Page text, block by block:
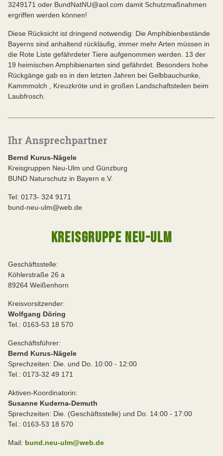
3249171 oder BundNatNU@aol.com damit Schutzmaßnahmen
ergriffen werden können!
Diese Rücksicht ist dringend notwendig: Die Amphibienbestände
Bayerns sind anhaltend rückläufig, immer mehr Arten müssen in
die Rote Liste gefährdeter Tiere aufgenommen werden. 13 der
19 heimischen Amphibienarten sind gefährdet. Besonders hohe
Rückgänge gab es in den letzten Jahren bei Gelbbauchunke,
Kammmolch , Kreuzkröte und in großen Landschaftsteilen beim
Laubfrosch.
Ihr Ansprechpartner
Bernd Kurus-Nägele
Kreisgruppen Neu-Ulm und Günzburg
BUND Naturschutz in Bayern e.V.
Tel: 0173- 324 9171
bund-neu-ulm@web.de
KREISGRUPPE NEU-ULM
Geschäftsstelle:
Köhlerstraße 26 a
89264 Weißenhorn
Kreisvorsitzender:
Wolfgang Döring
Tel.: 0163-53 18 570
Geschäftsführer:
Bernd Kurus-Nägele
Sprechzeiten: Die. und Do. 10:00 - 12:00
Tel.: 0173-32 49 171
Aktiven-Koordinatorin:
Susanne Kuderna-Demuth
Sprechzeiten: Die. (Geschäftsstelle) und Do. 14:00 - 17:00
Tel.: 0163-53 18 570
Mail: bund.neu-ulm@web.de